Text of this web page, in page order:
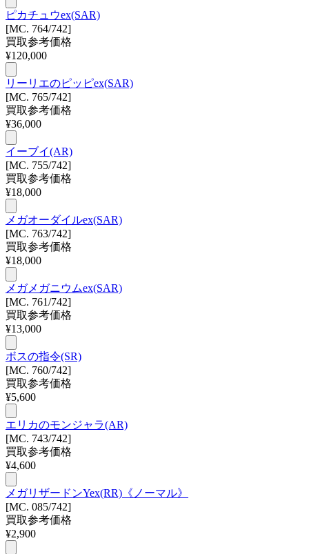
ピカチュウex(SAR)
[MC. 764/742]
買取参考価格
¥120,000
リーリエのピッピex(SAR)
[MC. 765/742]
買取参考価格
¥36,000
イーブイ(AR)
[MC. 755/742]
買取参考価格
¥18,000
メガオーダイルex(SAR)
[MC. 763/742]
買取参考価格
¥18,000
メガメガニウムex(SAR)
[MC. 761/742]
買取参考価格
¥13,000
ボスの指令(SR)
[MC. 760/742]
買取参考価格
¥5,600
エリカのモンジャラ(AR)
[MC. 743/742]
買取参考価格
¥4,600
メガリザードンYex(RR)《ノーマル》
[MC. 085/742]
買取参考価格
¥2,900